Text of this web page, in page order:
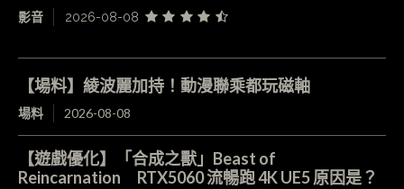
影音 2026-08-08
【場料】綾波麗加持！動漫聯乘都玩磁軸
場料 2026-08-08
【遊戲優化】「合成之獸」Beast of
Reincarnation RTX5060 流暢跑 4K UE5 原因是？